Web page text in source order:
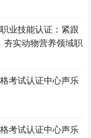
业技能认证：紧跟
夯实动物营养领域职
考试认证中心声乐
考试认证中心声乐